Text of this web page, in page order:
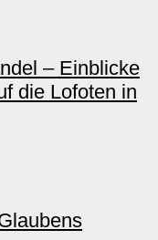
– Einblicke
die Lofoten in